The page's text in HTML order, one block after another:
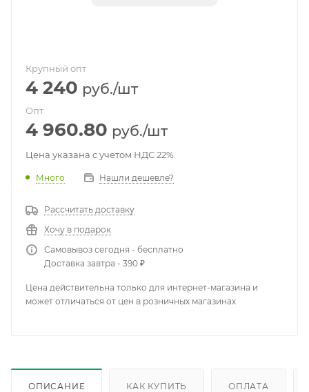
Крупный опт
4 240 руб./шт
Опт
4 960.80 руб./шт
Цена указана с учетом НДС 22%
Много Нашли дешевле?
Рассчитать доставку
Хочу в подарок
Самовывоз сегодня - бесплатно
Доставка завтра - 390 ₽
Цена действительна только для интернет-магазина и
может отличаться от цен в розничных магазинах
ОПИСАНИЕ КАК КУПИТЬ ОПЛАТА